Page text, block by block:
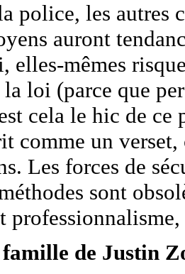
police, les autres
auront
elles-mêmes
loi (parce que
cela le hic de
comme un
Les forces de
sont
de Justin